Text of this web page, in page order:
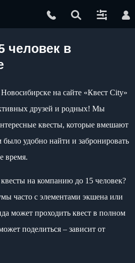
человек в
на сайте «Квест City»
друзей и родных! Мы
квесты, которые вмешают
было удобно найти и забронировать
время.
на компанию до 15 человек?
часто с элементами экшена или
может проходить квест в полном
поделиться – зависит от